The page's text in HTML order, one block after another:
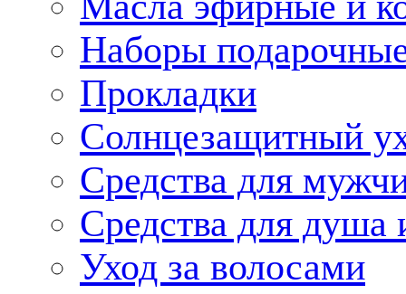
Наборы
Прокладки
Солнцезащитный
Средства для
Средства для душа
Уход за волосами